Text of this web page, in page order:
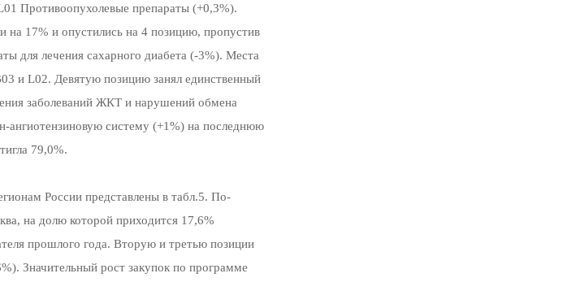
Противоопухолевые препараты (+0,3%).
на 17% и опустились на 4 позицию, пропустив
для лечения сахарного диабета (-3%). Места
и L02. Девятую позицию занял единственный
заболеваний ЖКТ и нарушений обмена
ангиотензиновую систему (+1%) на последнюю
79,0%.
России представлены в табл.5. По-
на долю которой приходится 17,6%
прошлого года. Вторую и третью позиции
Значительный рост закупок по программе